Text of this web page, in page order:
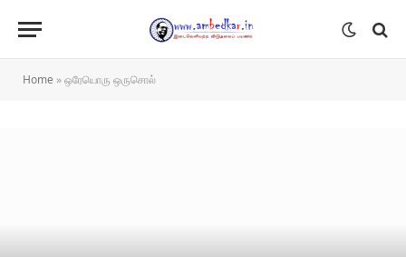
Home »ஒரேயொரு ஒருசொல்